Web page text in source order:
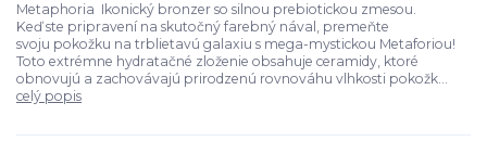
Metaphoria Ikonický bronzer so silnou prebiotickou zmesou.
Keď ste pripravení na skutočný farebný nával, premeňte
svoju pokožku na trblietavú galaxiu s mega-mystickou Metaforiou!
Toto extrémne hydratačné zloženie obsahuje ceramidy, ktoré
obnovujú a zachovávajú prirodzenú rovnováhu vlhkosti pokožk...
celý popis